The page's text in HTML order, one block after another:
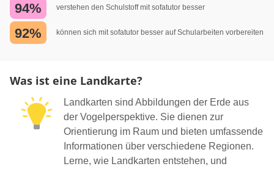
94% verstehen den Schulstoff mit sofatutor besser
92% können sich mit sofatutor besser auf Schularbeiten vorbereiten
Was ist eine Landkarte?
Landkarten sind Abbildungen der Erde aus
der Vogelperspektive. Sie dienen zur
Orientierung im Raum und bieten umfassende
Informationen über verschiedene Regionen.
Lerne, wie Landkarten entstehen, und